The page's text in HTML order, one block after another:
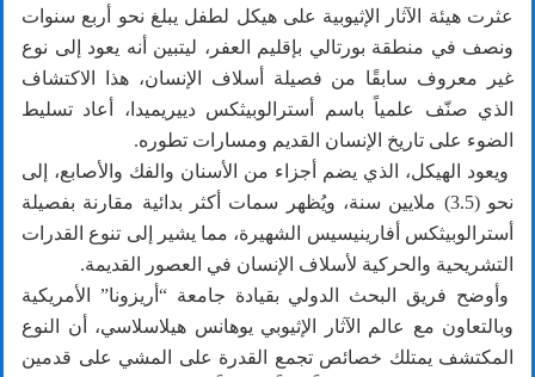
عثرت هيئة الآثار الإثيوبية على هيكل لطفل يبلغ نحو أربع سنوات
ونصف في منطقة بورتالي بإقليم العفر، ليتبين أنه يعود إلى نوع
غير معروف سابقًا من فصيلة أسلاف الإنسان، هذا الاكتشاف
الذي صنّف علمياً باسم أسترالوبيثكس دييريميدا، أعاد تسليط
الضوء على تاريخ الإنسان القديم ومسارات تطوره.
ويعود الهيكل، الذي يضم أجزاء من الأسنان والفك والأصابع، إلى
نحو (3.5) ملايين سنة، ويُظهر سمات أكثر بدائية مقارنة بفصيلة
أسترالوبيثكس أفارينيسيس الشهيرة، مما يشير إلى تنوع القدرات
التشريحية والحركية لأسلاف الإنسان في العصور القديمة.
وأوضح فريق البحث الدولي بقيادة جامعة “أريزونا” الأمريكية
وبالتعاون مع عالم الآثار الإثيوبي يوهانس هيلاسلاسي، أن النوع
المكتشف يمتلك خصائص تجمع القدرة على المشي على قدمين